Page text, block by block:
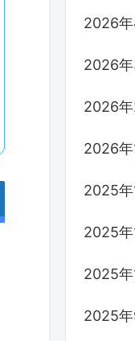
2026年
2026年
2026年
2026年
2025年
2025年
2025年
2025年